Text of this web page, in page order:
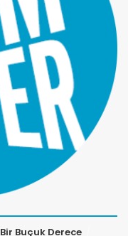
Bir Buçuk Derece